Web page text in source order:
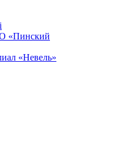
«Пинский
«Невель»